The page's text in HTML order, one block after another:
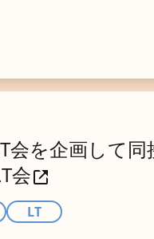
会を企画して
会
LT